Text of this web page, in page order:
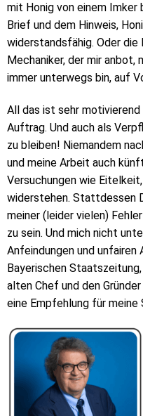
mit Honig von einem
Brief und dem Hinweis,
widerstandsfähig. Oder die
Mechaniker, der mir anbot,
immer unterwegs bin, auf
All das ist sehr
Auftrag. Und auch als
zu bleiben! Niemandem
und meine Arbeit auch
Versuchungen wie
widerstehen. Stattdessen
meiner (leider vielen)
zu sein. Und mich nicht
Anfeindungen und
Bayerischen
alten Chef und den
eine Empfehlung für